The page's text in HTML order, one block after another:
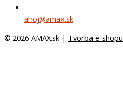
ahoj@amax.sk
© 2026 AMAX.sk | Tvorba e-shopu